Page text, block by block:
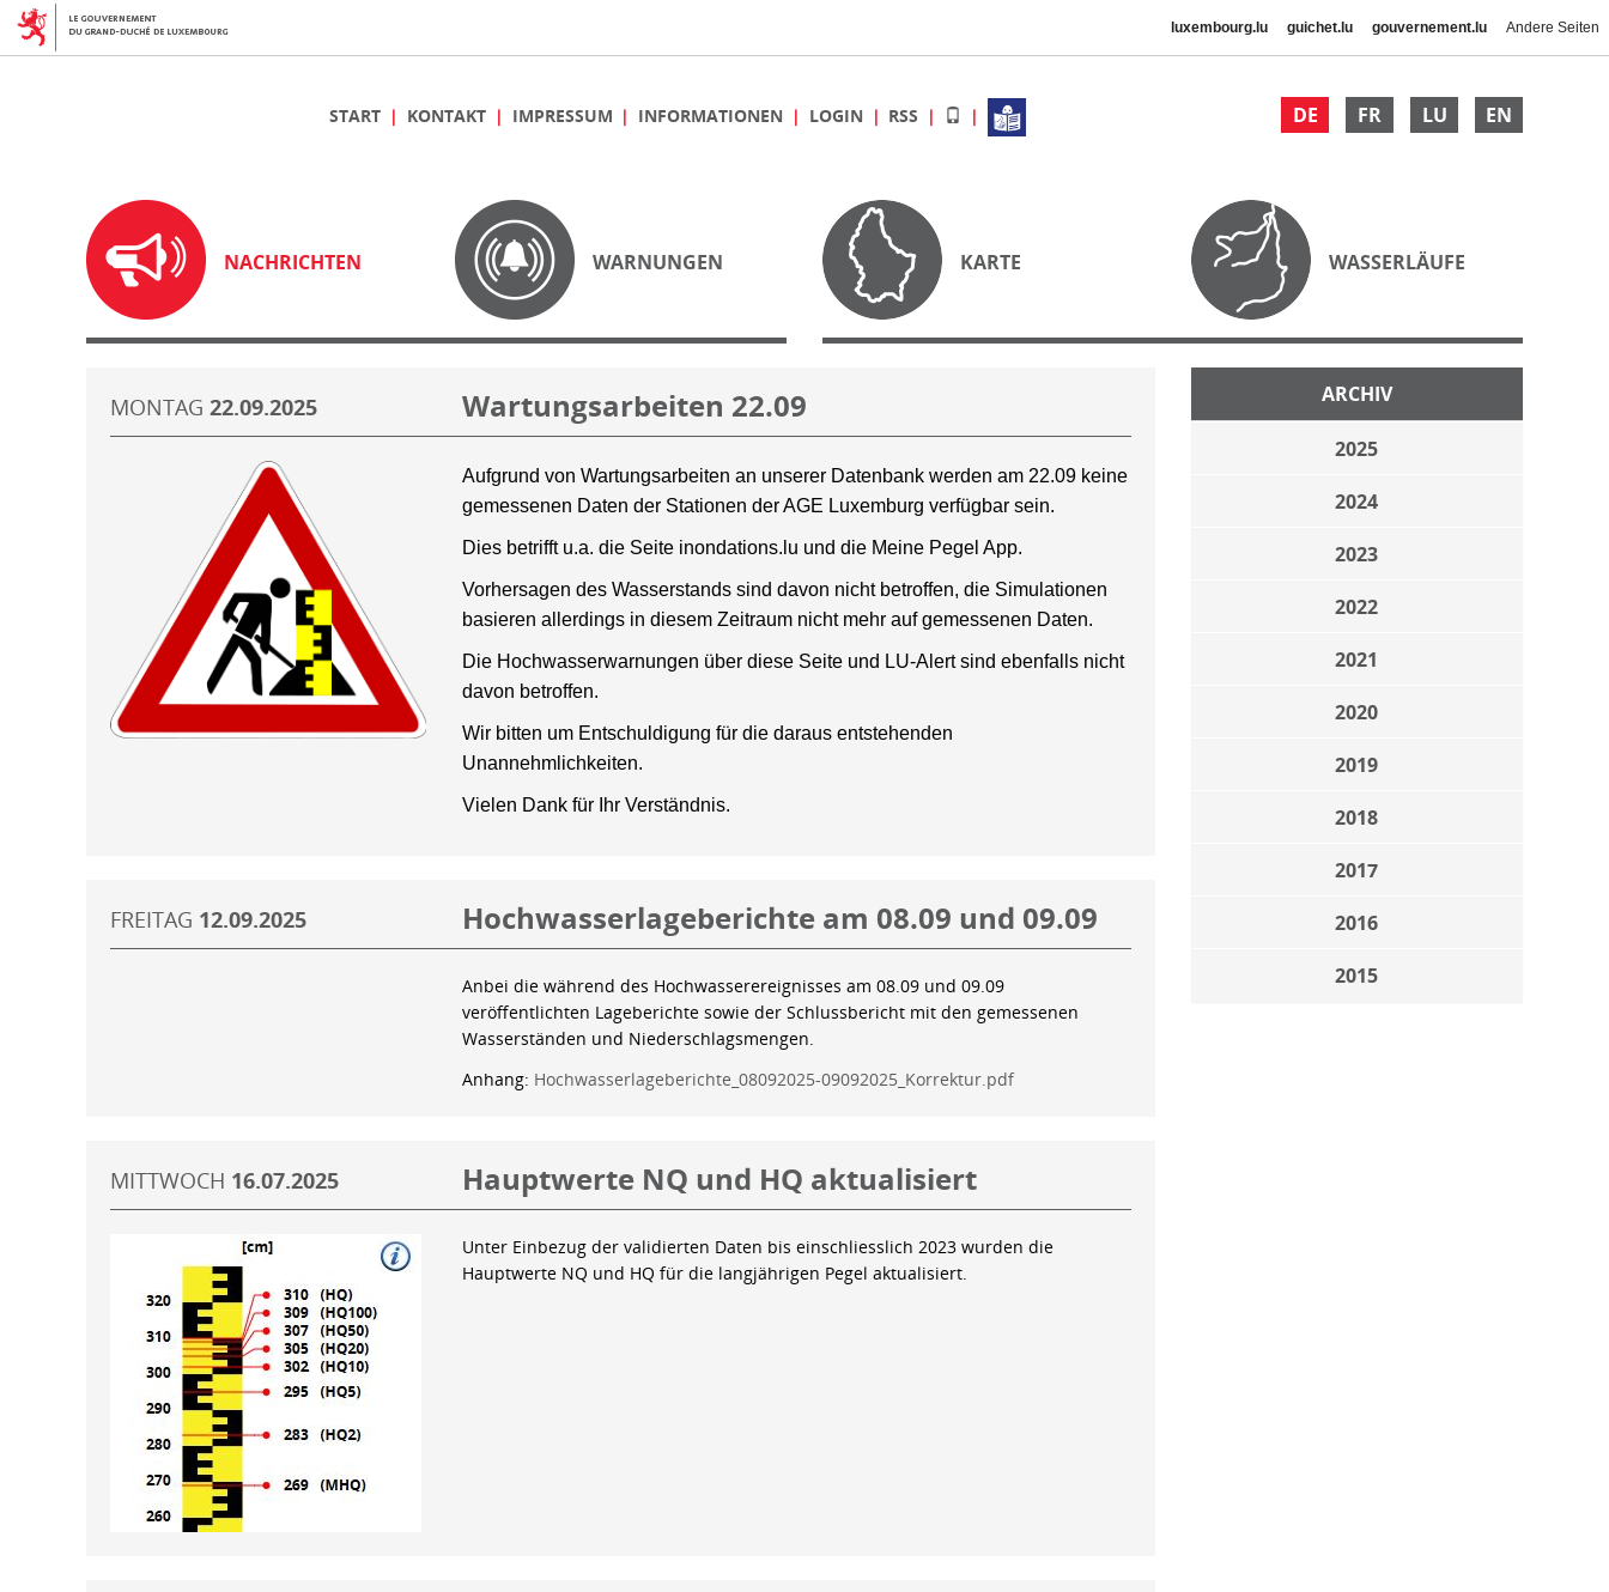
luxembourg.lu guichet.lu gouvernement.lu Andere Seiten
DE FR LU EN
START KONTAKT IMPRESSUM INFORMATIONEN LOGIN RSS
NACHRICHTEN WARNUNGEN KARTE WASSERLÄUFE
ARCHIV
2025
2024
2023
2022
2021
2020
2019
2018
2017
2016
2015
MONTAG 22.09.2025 Wartungsarbeiten 22.09
Aufgrund von Wartungsarbeiten an unserer Datenbank werden am 22.09 keine
gemessenen Daten der Stationen der AGE Luxemburg verfügbar sein.
Dies betrifft u.a. die Seite inondations.lu und die Meine Pegel App.
Vorhersagen des Wasserstands sind davon nicht betroffen, die Simulationen
basieren allerdings in diesem Zeitraum nicht mehr auf gemessenen Daten.
Die Hochwasserwarnungen über diese Seite und LU-Alert sind ebenfalls nicht
davon betroffen.
Wir bitten um Entschuldigung für die daraus entstehenden
Unannehmlichkeiten.
Vielen Dank für Ihr Verständnis.
FREITAG 12.09.2025 Hochwasserlageberichte am 08.09 und 09.09
Anbei die während des Hochwasserereignisses am 08.09 und 09.09
veröffentlichten Lageberichte sowie der Schlussbericht mit den gemessenen
Wasserständen und Niederschlagsmengen.
Anhang: Hochwasserlageberichte_08092025-09092025_Korrektur.pdf
MITTWOCH 16.07.2025 Hauptwerte NQ und HQ aktualisiert
Unter Einbezug der validierten Daten bis einschliesslich 2023 wurden die
Hauptwerte NQ und HQ für die langjährigen Pegel aktualisiert.